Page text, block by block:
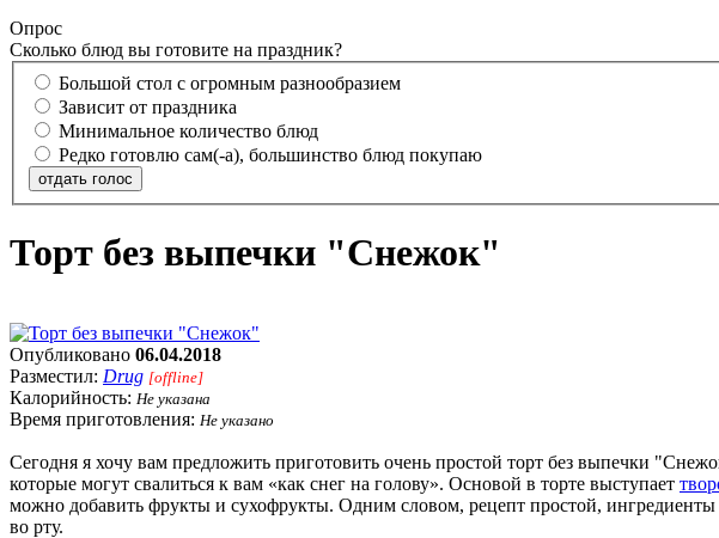
Опрос
Сколько блюд вы готовите на праздник?
Большой стол с огромным разнообразием
Зависит от праздника
Минимальное количество блюд
Редко готовлю сам(-а), большинство блюд покупаю
отдать голос
Торт без выпечки "Снежок"
Опубликовано 06.04.2018
Разместил: Drug [offline]
Калорийность: Не указана
Время приготовления: Не указано
Сегодня я хочу вам предложить приготовить очень простой торт без выпечки
которые могут свалиться к вам «как снег на голову». Основой в торте выступает
можно добавить фрукты и сухофрукты. Одним словом, рецепт простой,
во рту.